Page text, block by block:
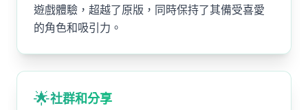
遊戲體驗，超越了原版，同時保持了其備受喜愛
的角色和吸引力。
🌟社群和分享